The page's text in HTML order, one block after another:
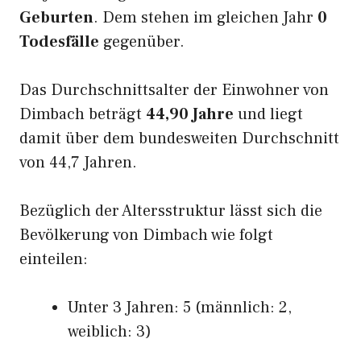
Geburten. Dem stehen im gleichen Jahr 0
Todesfälle gegenüber.
Das Durchschnittsalter der Einwohner von
Dimbach beträgt 44,90 Jahre und liegt
damit über dem bundesweiten Durchschnitt
von 44,7 Jahren.
Bezüglich der Altersstruktur lässt sich die
Bevölkerung von Dimbach wie folgt
einteilen:
Unter 3 Jahren: 5 (männlich: 2,
weiblich: 3)